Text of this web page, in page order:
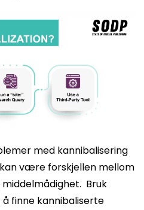
med kannibalisering
være forskjellen mellom
Bruk
finne kannibaliserte